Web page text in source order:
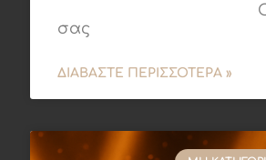
Ο
σας
ΔΙΑΒΆΣΤΕ ΠΕΡΙΣΣΌΤΕΡΑ »